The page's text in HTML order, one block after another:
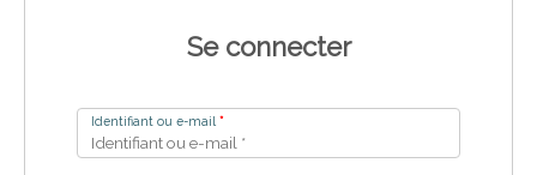
Se connecter
Identifiant ou e-mail *